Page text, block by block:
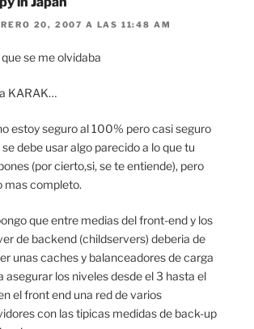
20, 2007 A LAS 11:48 AM
que se me olvidaba
KARAK…
estoy seguro al 100% pero casi seguro
se debe usar algo parecido a lo que tu
(por cierto,si, se te entiende), pero
mas completo.
que entre medias del front-end y los
de backend (childservers) deberia de
unas caches y balanceadores de carga
asegurar los niveles desde el 3 hasta el
el front end una red de varios
con las tipicas medidas de back-up